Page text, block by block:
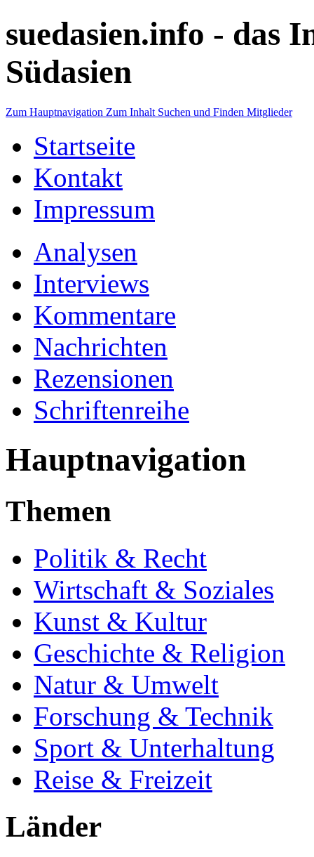
suedasien.info - das
Südasien
Zum Hauptnavigation Zum Inhalt Suchen und Finden Mitglieder
Startseite
Kontakt
Impressum
Analysen
Interviews
Kommentare
Nachrichten
Rezensionen
Schriftenreihe
Hauptnavigation
Themen
Politik & Recht
Wirtschaft & Soziales
Kunst & Kultur
Geschichte & Religion
Natur & Umwelt
Forschung & Technik
Sport & Unterhaltung
Reise & Freizeit
Länder